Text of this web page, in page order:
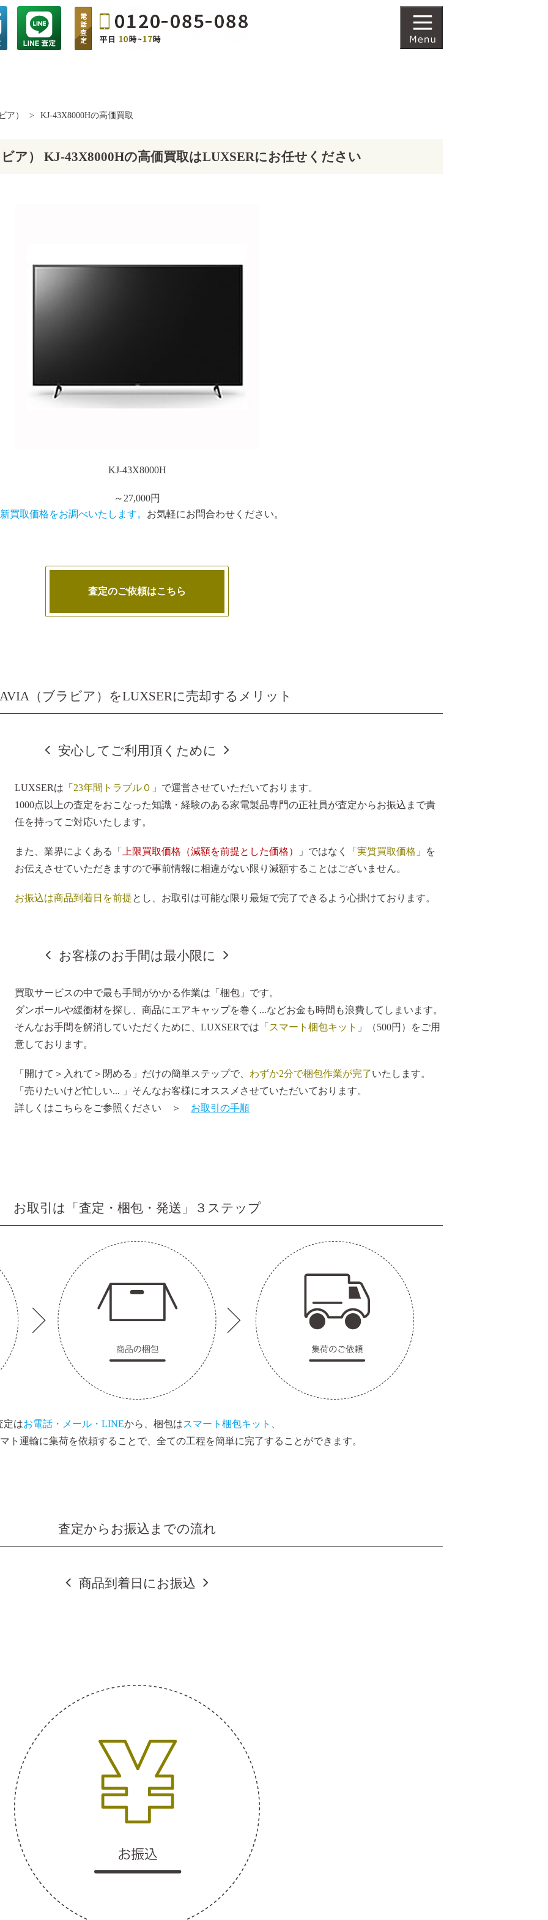
ア） > KJ-43X8000Hの高価買取
ア） KJ-43X8000Hの高価買取はLUXSERにお任せください
KJ-43X8000H
～ 27,000円
買取価格をお調べいたします。 お気軽にお問合わせください。
査定のご依頼はこちら
（ブラビア）をLUXSERに売却するメリット
安心してご利用頂くために
LUXSERは「 23年間トラブル０ 」で運営させていただいております。
1000点以上の査定をおこなった知識・経験のある家電製品専門の正社員が査定からお振込まで責
任を持ってご対応いたします。
また、業界によくある「 上限買取価格（減額を前提とした価格） 」ではなく「 実質買取価格 」を
お伝えさせていただきますので事前情報に相違がない限り減額することはございません。
お振込は商品到着日を前提とし、お取引は可能な限り最短で完了できるよう心掛けております。
お客様のお手間は最小限に
買取サービスの中で最も手間がかかる作業は「梱包」です。
ダンボールや緩衝材を探し、商品にエアキャップを巻く...などお金も時間も浪費してしまいます。
そんなお手間を解消していただくために、LUXSERでは「 スマート梱包キット 」（500円）をご用
意しております。
「開けて＞入れて＞閉める」だけの簡単ステップで、 わずか2分で梱包作業が完了いたします。
「売りたいけど忙しい... 」そんなお客様にオススメさせていただいております。
詳しくはこちらをご参照ください ＞ お取引の手順
お取引は「査定・梱包・発送」３ステップ
定はお電話・メール・LINEから、梱包はスマート梱包キット
ト運輸に集荷を依頼することで、全ての工程を簡単に完了することができます。
査定からお振込までの流れ
商品到着日にお振込